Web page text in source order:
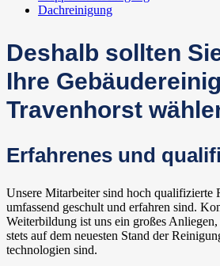
Dachreinigung
Deshalb sollten
Ihre
Travenhorst
Erfahrenes und
Unsere Mitarbeiter sind hoch qualifizierte
umfassend geschult und erfahren sind.
Weiterbildung ist uns ein großes
stets auf dem neuesten Stand der
technologien sind.